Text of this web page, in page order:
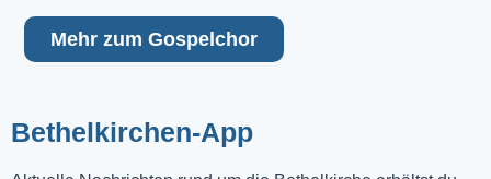
Mehr zum Gospelchor
Bethelkirchen-App